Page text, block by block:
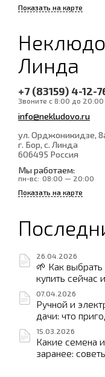
Показать на карте
Линда
+7 (83159) 4-12-
Звоните с 8:00 до 20:00
info@nekludovo.ru
ул. Орджоникидзе,
г. Бор, с. Линда
606495 Россия
Мы работаем:
пн-вс: 08:00 — 20:00
Показать на карте
26.04.2026
🌱 Как выбрать
купить сейчас
07.04.2026
Ручной и
дачи: что
15.03.2026
Какие семена
заранее: